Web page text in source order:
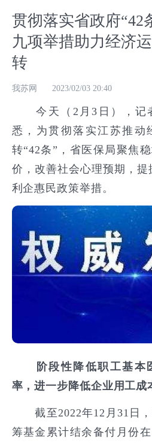
贯彻落实省政府“42
九项举措助力经济
转
我苏网 2023/02/03 20:40
今天（2月3日），记
悉，为贯彻落实江苏推动
转“42条”，省医保局聚焦
价，改善社会心理预期，提
利企惠民政策举措。
阶段性降低职工基本
率，进一步降低企业用工成
截至2022年12月31日，
筹基金累计结余备付月份